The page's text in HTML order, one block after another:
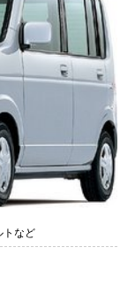
など